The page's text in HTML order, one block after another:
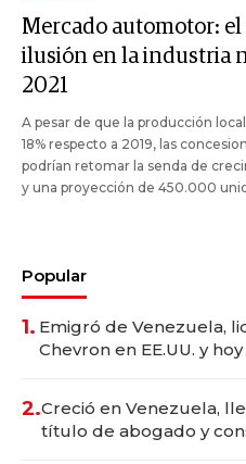
Mercado automotor:
ilusión en la industria
2021
A pesar de que la producción
18% respecto a 2019, las
podrían retomar la senda de
y una proyección de 450.000
Popular
1. Emigró de Venezuela,
Chevron en EE.UU. y
2.Creció en Venezuela,
título de abogado y